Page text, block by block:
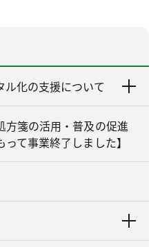
ル化の支援について
方箋の活用・普及の促進
て事業終了しました】